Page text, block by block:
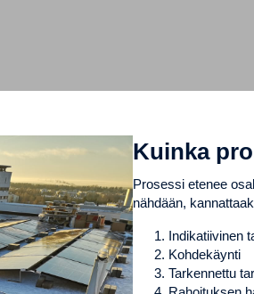
Kuinka
Prosessi etenee
nähdään,
Indikatiivinen
Kohdekäynti
Tarkennettu